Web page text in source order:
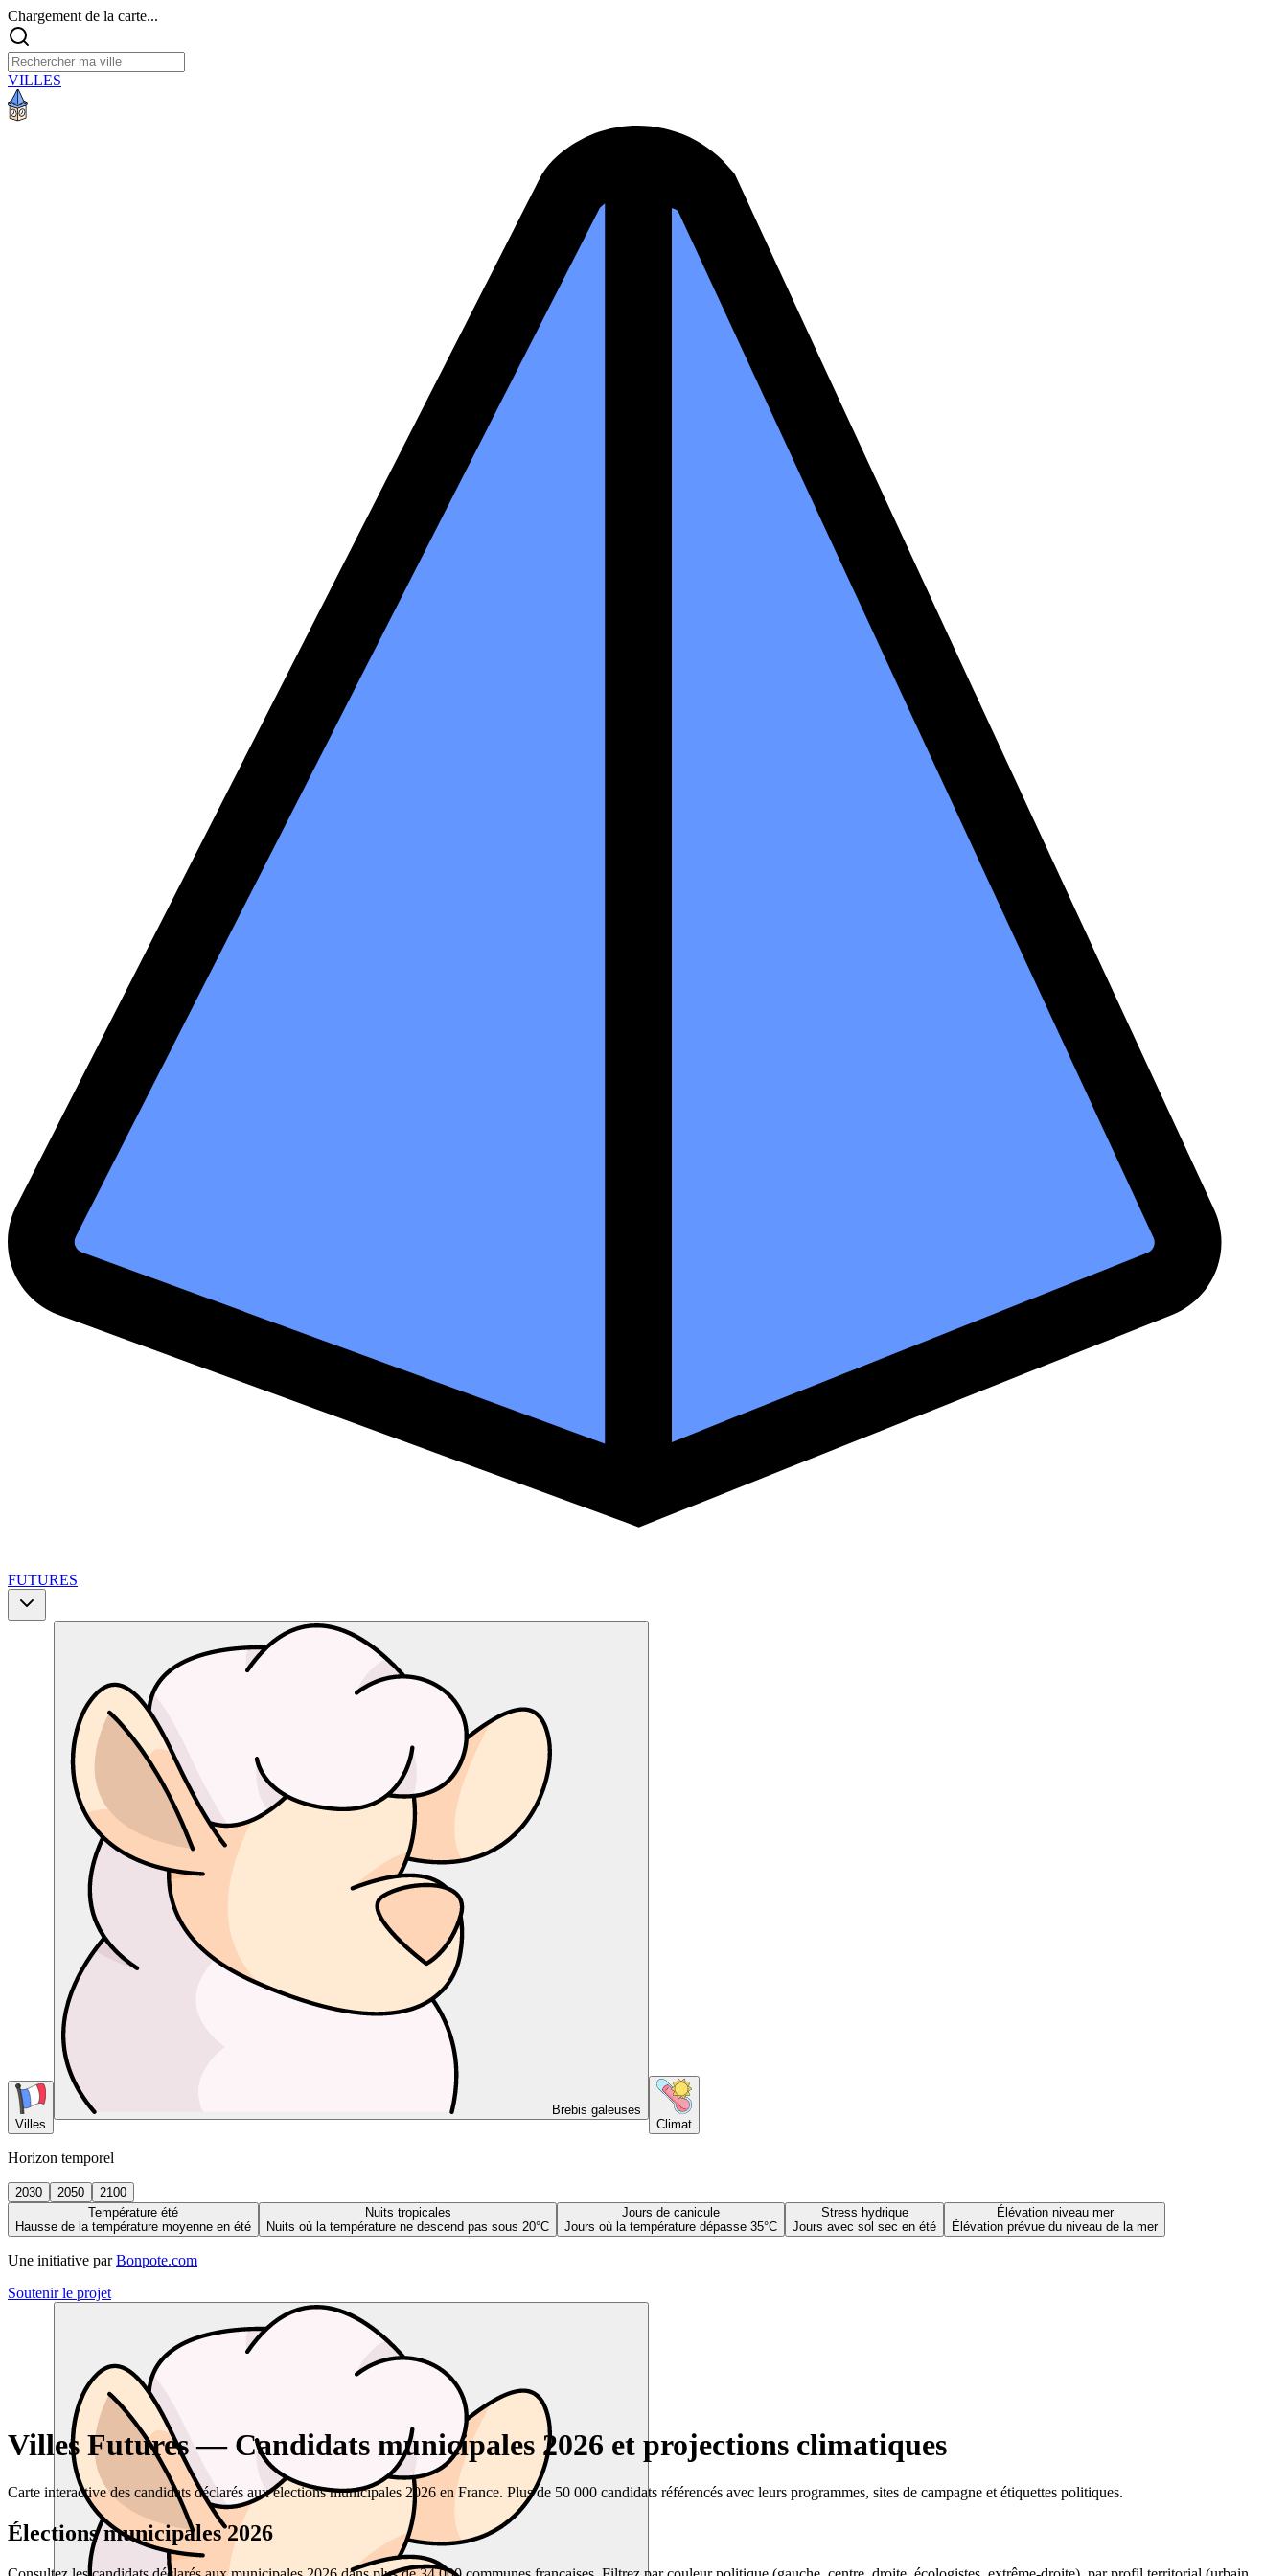
Chargement de la carte...
VILLES
FUTURES
Villes
Brebis galeuses
Climat
Horizon temporel
2030 2050
2100
Température été
Hausse de la température moyenne en été
Nuits tropicales
Nuits où la température ne descend pas sous 20°C
Jours de canicule
Jours où la température dépasse 35°C
Stress hydrique
Jours avec sol sec en été
Élévation niveau mer
Élévation prévue du niveau de la mer
Une initiative par Bonpote.com
Soutenir le projet
Villes Futures — Candidats municipales 2026 et projections climatiques
Carte interactive des candidats déclarés aux élections municipales 2026 en France. Plus de 50 000 candidats référencés avec leurs programmes, sites de campagne et étiquettes politiques.
Élections municipales 2026